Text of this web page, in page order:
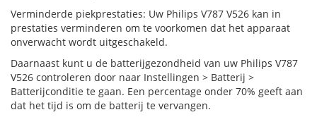
Verminderde piekprestaties: Uw Philips V787 V526 kan in
prestaties verminderen om te voorkomen dat het apparaat
onverwacht wordt uitgeschakeld.
Daarnaast kunt u de batterijgezondheid van uw Philips V787
V526 controleren door naar Instellingen > Batterij >
Batterijconditie te gaan. Een percentage onder 70% geeft aan
dat het tijd is om de batterij te vervangen.